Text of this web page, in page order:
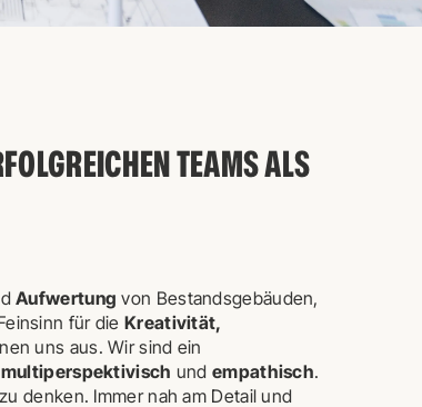
TEAMS ALS
Aufwertung von Bestandsgebäuden,
für dieKreativität,
uns aus. Wir sind ein
multiperspektivisch undempathisch.
denken. Immer nah am Detail und